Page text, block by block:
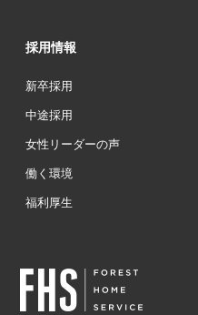
採用情報
新卒採用
中途採用
女性リーダーの声
働く環境
福利厚生